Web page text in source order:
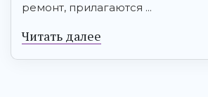
ремонт, прилагаются ...
Читать далее